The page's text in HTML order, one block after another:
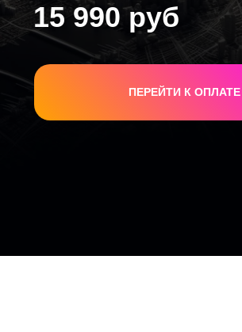
ПЕРЕЙТИ К ОПЛАТЕ
15 990 руб